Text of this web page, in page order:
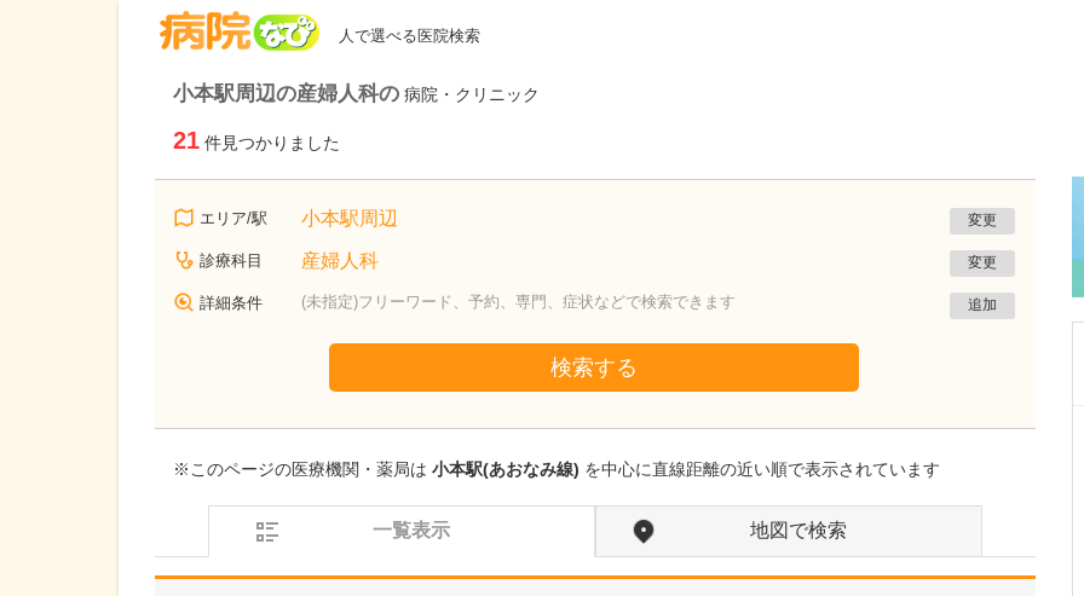
人で選べる医院検索
小本駅周辺の産婦人科の 病院・クリニック
21 件見つかりました
エリア/駅 小本駅周辺 変更
診療科目 産婦人科 変更
詳細条件 (未指定)フリーワード、予約、専門、症状などで検索できます 追加
検索する
※このページの医療機関・薬局は 小本駅(あおなみ線) を中心に直線距離の近い順で表示されています
一覧表示 地図で検索
愛知県岡崎市
田那村産婦人科
日々の診療において、心がけていることを教え
産科としては、生まれて